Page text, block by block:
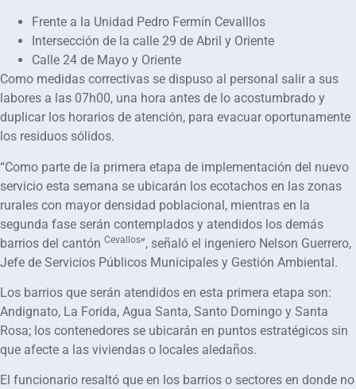
Frente a la Unidad Pedro Fermín Cevalllos
Intersección de la calle 29 de Abril y Oriente
Calle 24 de Mayo y Oriente
Como medidas correctivas se dispuso al personal salir a sus
labores a las 07h00, una hora antes de lo acostumbrado y
duplicar los horarios de atención, para evacuar oportunamente
los residuos sólidos.
“Como parte de la primera etapa de implementación del nuevo
servicio esta semana se ubicarán los ecotachos en las zonas
rurales con mayor densidad poblacional, mientras en la
segunda fase serán contemplados y atendidos los demás
barrios del cantón Cevallos”, señaló el ingeniero Nelson Guerrero,
Jefe de Servicios Públicos Municipales y Gestión Ambiental.
Los barrios que serán atendidos en esta primera etapa son:
Andignato, La Forida, Agua Santa, Santo Domingo y Santa
Rosa; los contenedores se ubicarán en puntos estratégicos sin
que afecte a las viviendas o locales aledaños.
El funcionario resaltó que en los barrios o sectores en donde no